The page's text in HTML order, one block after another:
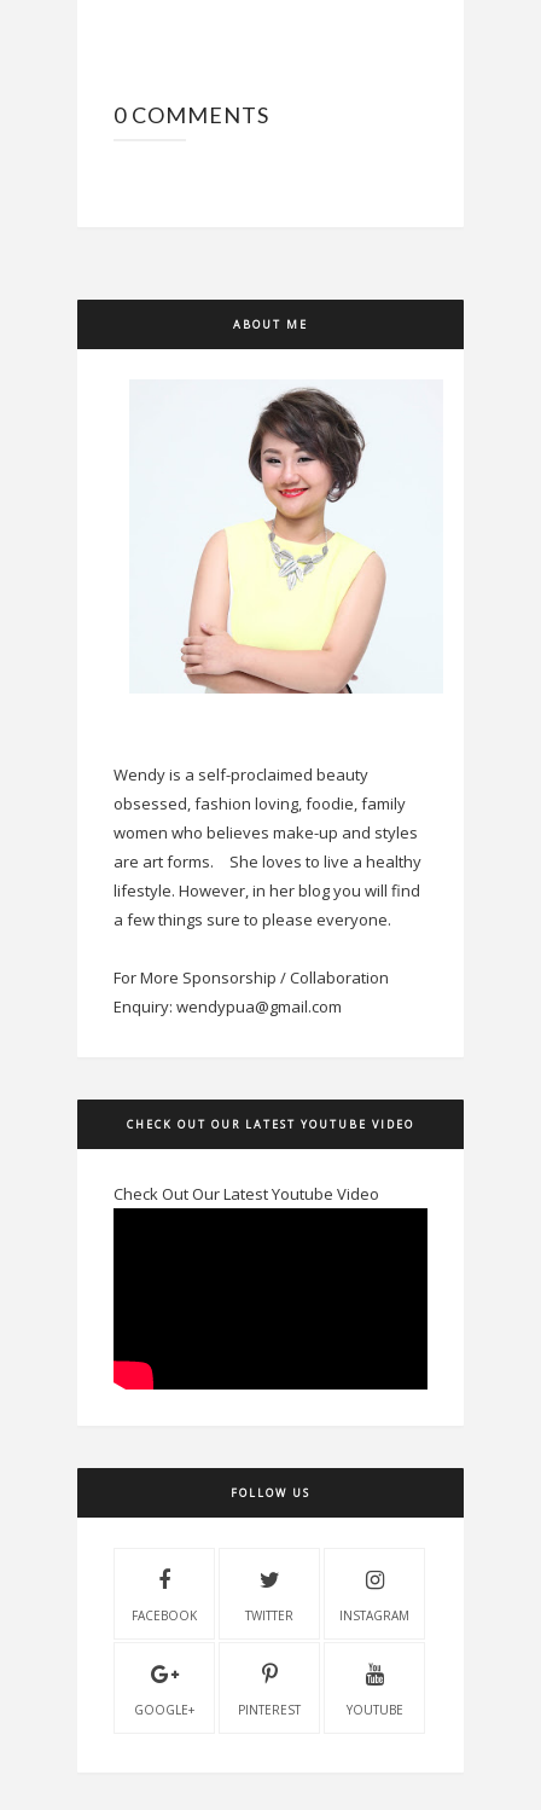
0 COMMENTS
ABOUT ME
Wendy is a self-proclaimed beauty
obsessed, fashion loving, foodie, family
women who believes make-up and styles
are art forms.
She loves to live a healthy
lifestyle. However, in her blog you will find
a few things sure to please everyone.
For More Sponsorship / Collaboration
Enquiry: wendypua@gmail.com
CHECK OUT OUR LATEST YOUTUBE VIDEO
Check Out Our Latest Youtube Video
FOLLOW US
FACEBOOK TWITTER INSTAGRAM
GOOGLE+ PINTEREST YOUTUBE